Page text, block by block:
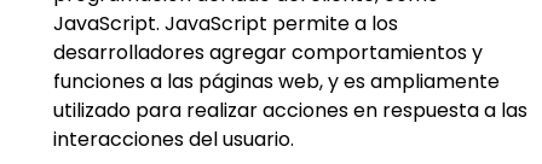
JavaScript. JavaScript permite a los
desarrolladores agregar comportamientos y
funciones a las páginas web, y es ampliamente
utilizado para realizar acciones en respuesta a las
interacciones del usuario.